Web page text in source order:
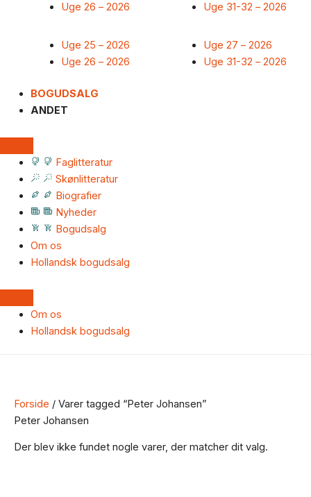
Uge 26 – 2026 Uge 31-32 – 2026
Uge 25 – 2026
Uge 26 – 2026
Uge 27 – 2026
Uge 31-32 – 2026
BOGUDSALG
ANDET
Faglitteratur
Skønlitteratur
Biografier
Nyheder
Bogudsalg
Om os
Hollandsk bogudsalg
Om os
Hollandsk bogudsalg
Forside / Varer tagged “Peter Johansen”
Peter Johansen
Der blev ikke fundet nogle varer, der matcher dit valg.